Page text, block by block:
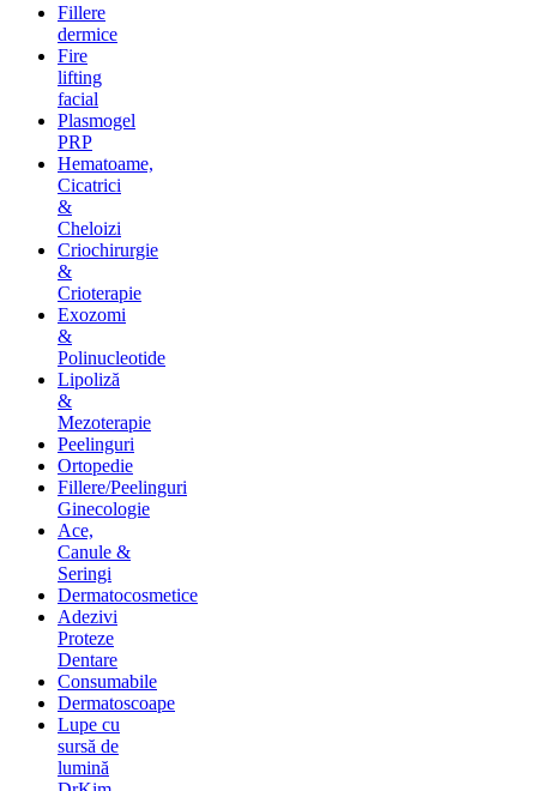
Fillere
dermice
Fire
lifting
facial
Plasmogel
PRP
Hematoame,
Cicatrici
&
Cheloizi
Criochirurgie
&
Crioterapie
Exozomi
&
Polinucleotide
Lipoliză
&
Mezoterapie
Peelinguri
Ortopedie
Fillere/Peelinguri
Ginecologie
Ace,
Canule &
Seringi
Dermatocosmetice
Adezivi
Proteze
Dentare
Consumabile
Dermatoscoape
Lupe cu
sursă de
lumină